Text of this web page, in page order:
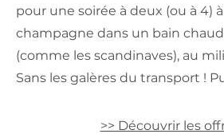
pour une soirée à deux (ou à 4)
champagne dans un bain
(comme les scandinaves), au
Sans les galères du transport !
>> Découvrir les